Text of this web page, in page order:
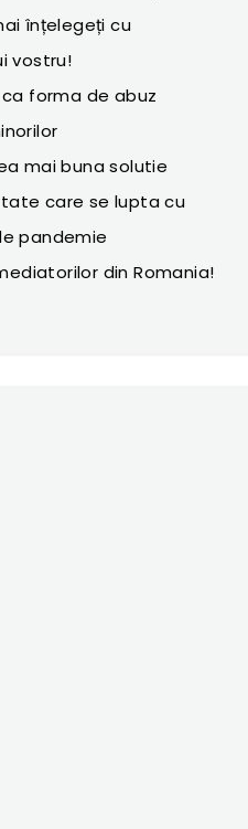
înțelegeți cu
vostru!
forma de abuz
mai buna solutie
care se lupta cu
pandemie
din Romania!